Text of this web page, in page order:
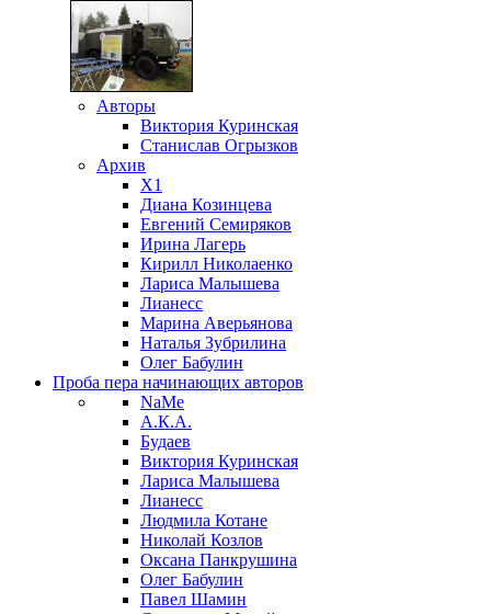
Авторы
Виктория Куринская
Станислав Огрызков
Архив
X1
Диана Козинцева
Евгений Семиряков
Ирина Лагерь
Кирилл Николаенко
Лариса Малышева
Лианесс
Марина Аверьянова
Наталья Зубрилина
Олег Бабулин
Проба пера начинающих авторов
NaMe
А.К.А.
Будаев
Виктория Куринская
Лариса Малышева
Лианесс
Людмила Котане
Николай Козлов
Оксана Панкрушина
Олег Бабулин
Павел Шамин